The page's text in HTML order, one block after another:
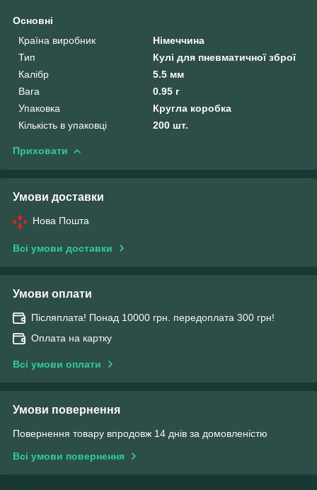
Основні
Країна виробник
Німеччина
Тип
Кулі для пневматичної зброї
Калібр
5.5 мм
Вага
0.95 г
Упаковка
Кругла коробка
Кількість в упаковці
200 шт.
Приховати
Умови доставки
Нова Пошта
Всі умови доставки
Умови оплати
Післяплата! Понад 10000 грн. передоплата 300 грн!
Оплата на картку
Всі умови оплати
Умови повернення
Повернення товару впродовж 14 днів за домовленістю
Всі умови повернення